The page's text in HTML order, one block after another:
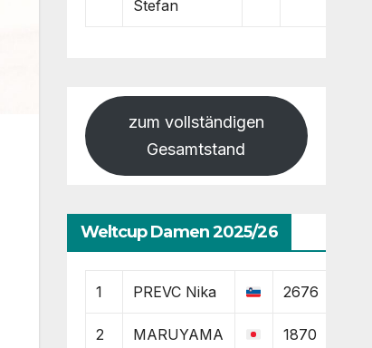
Stefan
zum vollständigen
Gesamtstand
Weltcup Damen 2025/26
1 PREVC Nika 2676
2
MARUYAMA
1870